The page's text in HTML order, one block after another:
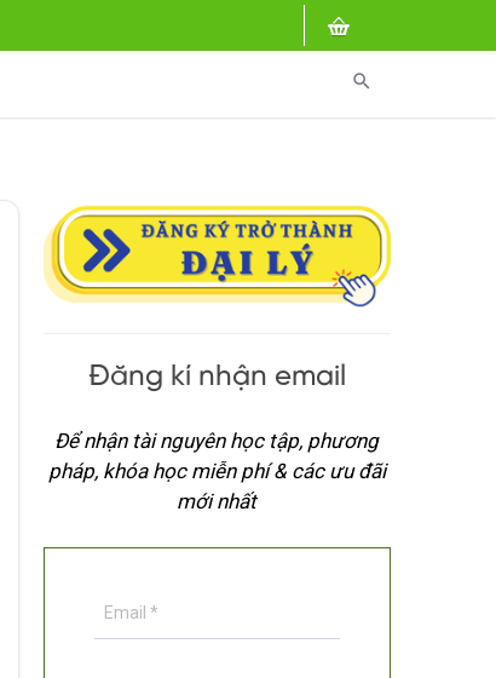
search
Đăng kí nhận email
Để nhận tài nguyên học tập, phương
pháp, khóa học miễn phí & các ưu đãi
mới nhất